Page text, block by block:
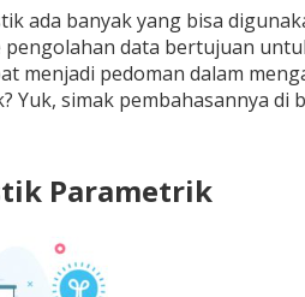
ada banyak yang bisa
data bertujuan
menjadi pedoman dalam
Yuk, simak pembahasannya di
Parametrik